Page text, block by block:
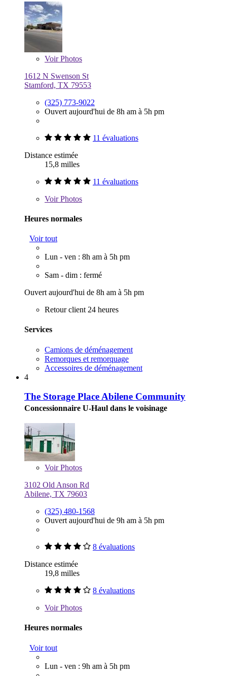
VoirPhotos
1612 N Swenson St
Stamford, TX 79553
(325) 773-9022
Ouvert aujourd'hui de 8h am à 5h pm
11 évaluations
Distance estimée
15,8 milles
11 évaluations
VoirPhotos
Heures normales
Voir tout
Lun - ven : 8h am à 5h pm
Sam - dim : fermé
Ouvert aujourd'hui de 8h am à 5h pm
Retour client 24 heures
Services
Camions de déménagement
Remorques et remorquage
Accessoires de déménagement
4
The Storage Place Abilene Community
Concessionnaire U-Haul dans le voisinage
VoirPhotos
3102 Old Anson Rd
Abilene, TX 79603
(325) 480-1568
Ouvert aujourd'hui de 9h am à 5h pm
8 évaluations
Distance estimée
19,8 milles
8 évaluations
VoirPhotos
Heures normales
Voir tout
Lun - ven : 9h am à 5h pm